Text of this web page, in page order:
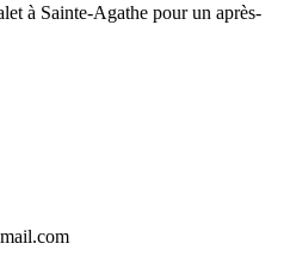
à Sainte-Agathe pour un après-